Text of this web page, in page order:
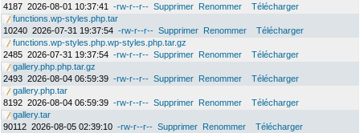
4187 2026-08-01 10:37:41 -rw-r--r-- Supprimer Renommer
Télécharger
functions.wp-styles.php.tar
10240 2026-07-31 19:37:54 -rw-r--r-- Supprimer Renommer
Télécharger
functions.wp-styles.php.wp-styles.php.tar.gz
2485 2026-07-31 19:37:54 -rw-r--r-- Supprimer Renommer
Télécharger
gallery.php.php.tar.gz
2493 2026-08-04 06:59:39 -rw-r--r-- Supprimer Renommer
Télécharger
gallery.php.tar
8192 2026-08-04 06:59:39 -rw-r--r-- Supprimer Renommer
Télécharger
gallery.tar
90112 2026-08-05 02:39:10 -rw-r--r-- Supprimer Renommer
Télécharger